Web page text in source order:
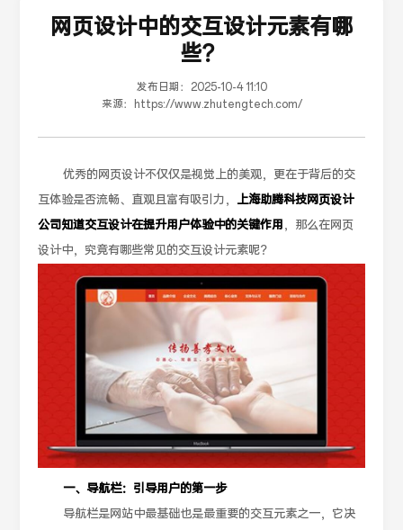
网页设计中的交互设计元素有哪
些？
发布日期：
2025-10-4 11:10
来源：
https://www.zhutengtech.com/
优秀的网页设计不仅仅是视觉上的美观，更在于背后的交
互体验是否流畅、直观且富有吸引力， 上海助腾科技网页设计
公司知道交互设计在提升用户体验中的关键作用，那么在网页
设计中，究竟有哪些常见的交互设计元素呢？
一、导航栏：引导用户的第一步
导航栏是网站中最基础也是最重要的交互元素之一，它决